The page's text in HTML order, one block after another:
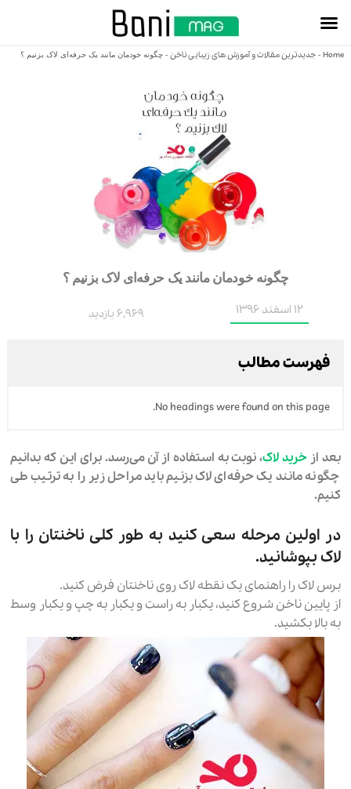
Home
- جدیدترین مقالات و آموزش های زیبایی ناخن - چگونه خودمان مانند یک حرفه‌ای لاک بزنیم ؟
چگونه خودمان مانند یک حرفه‌ای لاک بزنیم ؟
12 اسفند 1396 6,969 بازدید
فهرست مطالب
No headings were found on this page.
بعد ازخرید لاک، نوبت به استفاده از آن می‌رسد. برای این که بدانیم
چگونه مانند یک حرفه‌ای لاک بزنیم باید مراحل زیر را به ترتیب طی
کنیم.
در اولین مرحله سعی کنید به طور کلی ناخنتان را با
لاک بپوشانید.
برس لاک را راهنمای یک نقطه لاک روی ناخنتان فرض کنید.
از پایین ناخن شروع کنید، یکبار به راست و یکبار به چپ و یکبار وسط
به بالا بکشید.